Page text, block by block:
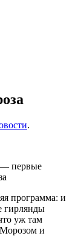
.
— первые
программа: и
гирлянды
уж там
и